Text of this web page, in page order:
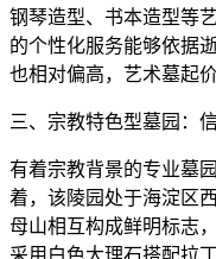
钢琴造型、书本造型等
的个性化服务能够依据
也相对偏高，艺术墓起
三、宗教特色型墓园：
有着宗教背景的专业墓
着，该陵园处于海淀区
母山相互构成鲜明标志
采用白色大理石搭配拉